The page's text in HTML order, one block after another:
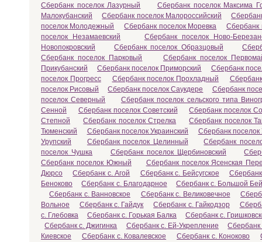
Сбербанк поселок Лазурный
Сбербанк поселок Максима
Малокубанский
Сбербанк поселок Малороссийский
поселок Молодежный
Сбербанк поселок Моревка
Сбербанк
поселок Незамаевский
Сбербанк поселок Ново-
Новопокровский
Сбербанк поселок Образцовый
Сбербанк поселок Парковый
Сбербанк поселок
Прикубанский
Сбербанк поселок Приморский
Сбербанк
поселок Прогресс
Сбербанк поселок Прохладный
поселок Рисовый
Сбербанк поселок Саукдере
Сбербанк
поселок Северный
Сбербанк поселок сельского типа
Сенной
Сбербанк поселок Советский
Сбербанк поселок
Степной
Сбербанк поселок Стрелка
Сбербанк поселок
Тюменский
Сбербанк поселок Украинский
Сбербанк поселок
Урупский
Сбербанк поселок Целинный
Сбербанк
поселок Чушка
Сбербанк поселок Щербиновский
Сбербанк поселок Южный
Сбербанк поселок Ясенская
Дюрсо
Сбербанк с. Агой Сбербанк с. Бейсугское
Беноково
Сбербанк с. Благодарное
Сбербанк с. Большой
Сбербанк с. Ванновское
Сбербанк с. Великовечное
Вольное
Сбербанк с. Гайдук Сбербанк с. Гайкодзор
с. Глебовка
Сбербанк с. Горькая Балка
Сбербанк с.
Сбербанк с. Джигинка
Сбербанк с. Ей-Укрепление
Сбербанк
Киевское
Сбербанк с. Ковалевское Сбербанк с. Коноково